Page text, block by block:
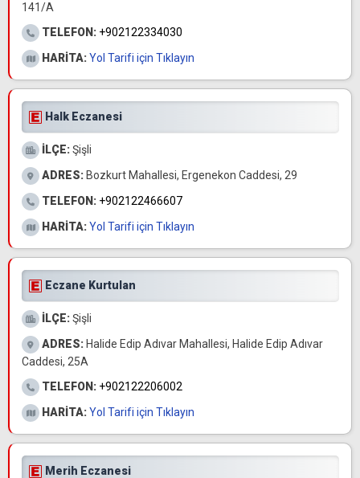
141/A
TELEFON: +902122334030
HARİTA:Yol Tarifi için Tıklayın
Halk Eczanesi
İLÇE:Şişli
ADRES: Bozkurt Mahallesi, Ergenekon Caddesi, 29
TELEFON: +902122466607
HARİTA:Yol Tarifi için Tıklayın
Eczane Kurtulan
İLÇE:Şişli
ADRES: Halide Edip Adıvar Mahallesi, Halide Edip Adıvar
Caddesi, 25A
TELEFON: +902122206002
HARİTA:Yol Tarifi için Tıklayın
Merih Eczanesi